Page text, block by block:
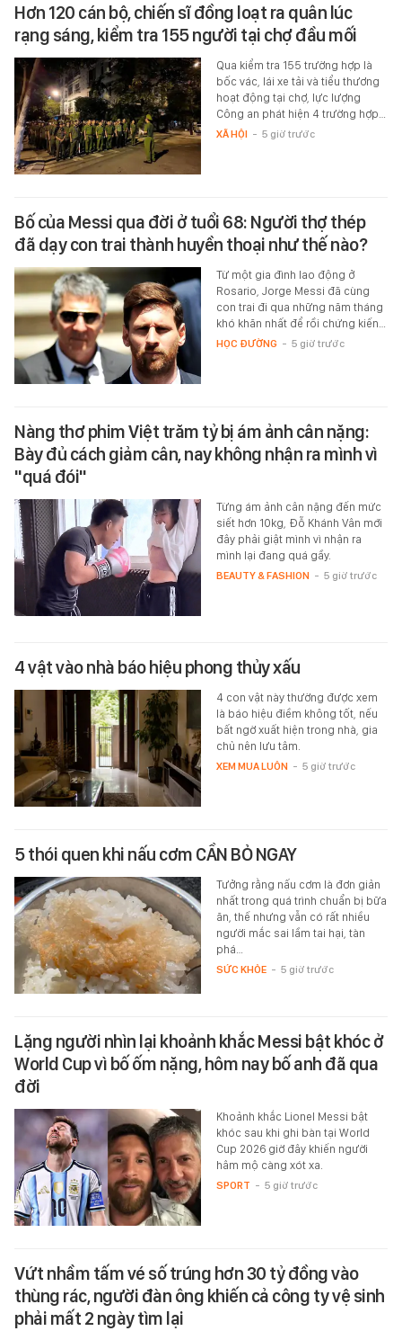
Hơn 120 cán bộ, chiến sĩ đồng loạt ra quân lúc
rạng sáng, kiểm tra 155 người tại chợ đầu mối
Qua kiểm tra 155 trường hợp là
bốc vác, lái xe tải và tiểu thương
hoạt động tại chợ, lực lượng
Công an phát hiện 4 trường hợp…
XÃ HỘI - 5 giờ trước
Bố của Messi qua đời ở tuổi 68: Người thợ thép
đã dạy con trai thành huyền thoại như thế nào?
Từ một gia đình lao động ở
Rosario, Jorge Messi đã cùng
con trai đi qua những năm tháng
khó khăn nhất để rồi chứng kiến…
HỌC ĐƯỜNG - 5 giờ trước
Nàng thơ phim Việt trăm tỷ bị ám ảnh cân nặng:
Bày đủ cách giảm cân, nay không nhận ra mình vì
"quá đói"
Từng ám ảnh cân nặng đến mức
siết hơn 10kg, Đỗ Khánh Vân mới
đây phải giật mình vì nhận ra
mình lại đang quá gầy.
BEAUTY & FASHION - 5 giờ trước
4 vật vào nhà báo hiệu phong thủy xấu
4 con vật này thường được xem
là báo hiệu điềm không tốt, nếu
bất ngờ xuất hiện trong nhà, gia
chủ nên lưu tâm.
XEM MUA LUÔN - 5 giờ trước
5 thói quen khi nấu cơm CẦN BỎ NGAY
Tưởng rằng nấu cơm là đơn giản
nhất trong quá trình chuẩn bị bữa
ăn, thế nhưng vẫn có rất nhiều
người mắc sai lầm tai hại, tàn
phá…
SỨC KHỎE - 5 giờ trước
Lặng người nhìn lại khoảnh khắc Messi bật khóc ở
World Cup vì bố ốm nặng, hôm nay bố anh đã qua
đời
Khoảnh khắc Lionel Messi bật
khóc sau khi ghi bàn tại World
Cup 2026 giờ đây khiến người
hâm mộ càng xót xa.
SPORT - 5 giờ trước
Vứt nhầm tấm vé số trúng hơn 30 tỷ đồng vào
thùng rác, người đàn ông khiến cả công ty vệ sinh
phải mất 2 ngày tìm lại